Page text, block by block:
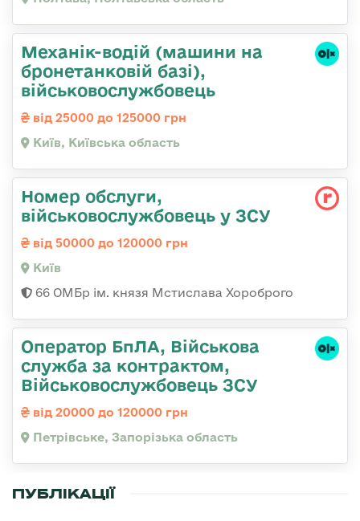
Механік-водій (машини на
бронетанковій базі),
військовослужбовець
від 25000 до 125000 грн
Київ, Київська область
Номер обслуги,
військовослужбовець у ЗСУ
від 50000 до 120000 грн
Київ
66 ОМБр ім. князя Мстислава Хороброго
Оператор БпЛА, Військова
служба за контрактом,
Військовослужбовець ЗСУ
від 20000 до 120000 грн
Петрівське, Запорізька область
ПУБЛІКАЦІЇ